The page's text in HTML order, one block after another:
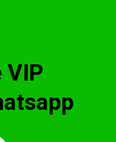
VIP